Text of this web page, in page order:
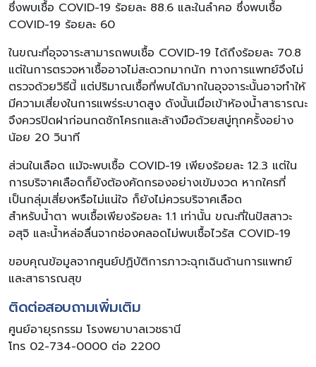
ซึ่งพบเชื้อ COVID-19 ร้อยละ 88.6 และในลำคอ ซึ่งพบเชื้อ
COVID-19 ร้อยละ 60
ในขณะที่อุจจาระสามารถพบเชื้อ COVID-19 ได้ถึงร้อยละ 70.8
แต่ในการตรวจหาเชื้ออาจไม่สะดวกมากนัก ทางการแพทย์จึงไม่
ตรวจด้วยวิธีนี้ แต่ปริมาณเชื้อที่พบได้มากในอุจจาระนั้นอาจทำให้
มีความเสี่ยงในการแพร่ระบาดสูง ดังนั้นเมื่อเข้าห้องน้ำสาธารณะ
จึงควรปิดฝาก่อนกดชักโครกและล้างมือด้วยสบู่ทุกครั้งอย่าง
น้อย 20 วินาที
ส่วนในเลือด แม้จะพบเชื้อ COVID-19 เพียงร้อยละ 12.3 แต่ใน
การบริจาคเลือดก็ยังต้องคัดกรองอย่างเข้มงวด หากใครที่
เป็นกลุ่มเสี่ยงหรือไม่แน่ใจ ก็ยังไม่ควรบริจาคเลือด
สำหรับน้ำตา พบเชื้อเพียงร้อยละ 1.1 เท่านั้น ขณะที่ในปัสสาวะ
อสุจิ และน้ำหล่อลื่นจากช่องคลอดไม่พบเชื้อไวรัส COVID-19
ขอบคุณข้อมูลจากศูนย์ปฏิบัติการภาวะฉุกเฉินด้านการแพทย์
และสาธารณสุข
ติดต่อสอบถามเพิ่มเติม
ศูนย์อายุรกรรม โรงพยาบาลเวชธานี
โทร 02-734-0000 ต่อ 2200